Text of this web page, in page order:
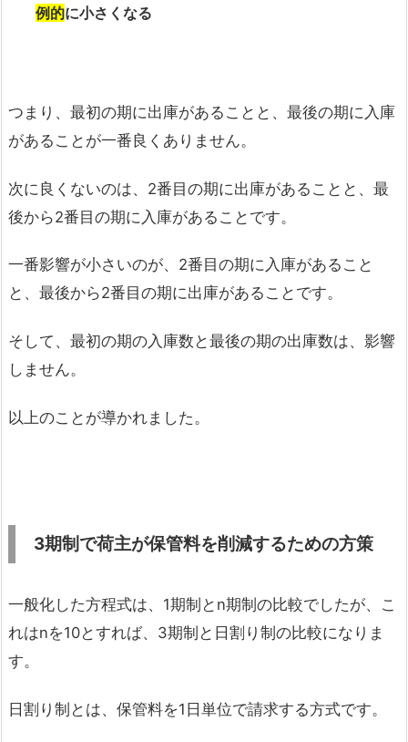
例的に小さくなる
つまり、最初の期に出庫があることと、最後の期に入庫
があることが一番良くありません。
次に良くないのは、2番目の期に出庫があることと、最
後から2番目の期に入庫があることです。
一番影響が小さいのが、2番目の期に入庫があること
と、最後から2番目の期に出庫があることです。
そして、最初の期の入庫数と最後の期の出庫数は、影響
しません。
以上のことが導かれました。
3期制で荷主が保管料を削減するための方策
一般化した方程式は、1期制とn期制の比較でしたが、こ
れはnを10とすれば、3期制と日割り制の比較になりま
す。
日割り制とは、保管料を1日単位で請求する方式です。